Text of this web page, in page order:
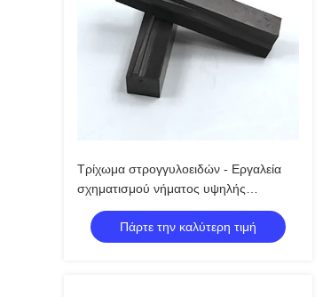
Τρίχωμα στρογγυλοειδών - Εργαλεία
σχηματισμού νήματος υψηλής
απόδοσης χωρίς τσιπ για νήματα
υψηλής αντοχής στην κατασκευή
στερεωτικών στοιχείων
Πάρτε την καλύτερη τιμή